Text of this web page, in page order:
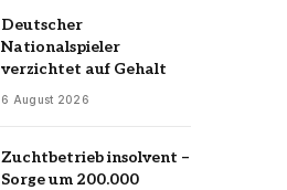
Deutscher
Nationalspieler
verzichtet auf Gehalt
6 August 2026
Zuchtbetrieb insolvent –
Sorge um 200.000